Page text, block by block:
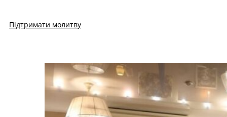
Підтримати молитву